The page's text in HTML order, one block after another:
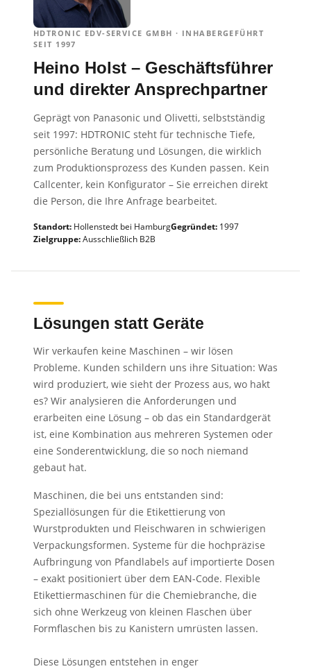
HDTRONIC EDV-SERVICE GMBH · INHABERGEFÜHRT
SEIT 1997
Heino Holst – Geschäftsführer
und direkter Ansprechpartner
Geprägt von Panasonic und Olivetti, selbstständig
seit 1997: HDTRONIC steht für technische Tiefe,
persönliche Beratung und Lösungen, die wirklich
zum Produktionsprozess des Kunden passen. Kein
Callcenter, kein Konfigurator – Sie erreichen direkt
die Person, die Ihre Anfrage bearbeitet.
Standort: Hollenstedt bei HamburgGegründet: 1997
Zielgruppe:Ausschließlich B2B
Lösungen statt Geräte
Wir verkaufen keine Maschinen – wir lösen
Probleme. Kunden schildern uns ihre Situation: Was
wird produziert, wie sieht der Prozess aus, wo hakt
es? Wir analysieren die Anforderungen und
erarbeiten eine Lösung – ob das ein Standardgerät
ist, eine Kombination aus mehreren Systemen oder
eine Sonderentwicklung, die so noch niemand
gebaut hat.
Maschinen, die bei uns entstanden sind:
Speziallösungen für die Etikettierung von
Wurstprodukten und Fleischwaren in schwierigen
Verpackungsformen. Systeme für die hochpräzise
Aufbringung von Pfandlabels auf importierte Dosen
– exakt positioniert über dem EAN-Code. Flexible
Etikettiermaschinen für die Chemiebranche, die
sich ohne Werkzeug von kleinen Flaschen über
Formflaschen bis zu Kanistern umrüsten lassen.
Diese Lösungen entstehen in enger